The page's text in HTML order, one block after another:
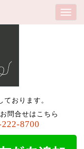
おります。
問合せはこちら
8700